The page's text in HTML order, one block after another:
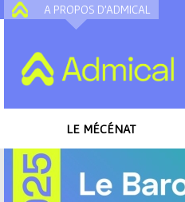
A PROPOS D'ADMICAL
LE MÉCÉNAT